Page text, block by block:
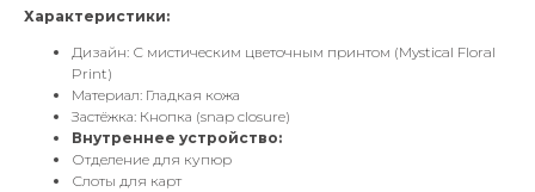
Характеристики:
Дизайн: С мистическим цветочным принтом (Mystical Floral
Print)
Материал: Гладкая кожа
Застёжка: Кнопка (snap closure)
Внутреннее устройство:
Отделение для купюр
Слоты для карт